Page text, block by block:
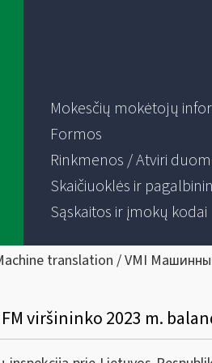
Mokesčių mokėtojų
Formos
Rinkmenos / Atviri
Skaičiuoklės ir
Sąskaitos ir įmokų kodai
translation / VMI